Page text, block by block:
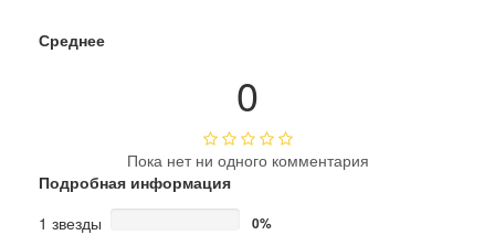
Среднее
0
Пока нет ни одного комментария
Подробная информация
1 звезды
0%